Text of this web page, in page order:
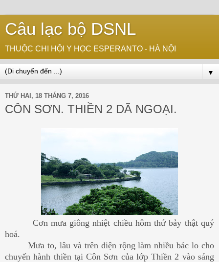
Câu lạc bộ DSNL
THUỘC CHI HỘI Y HỌC ESPERANTO - HÀ NỘI
▼
THỨ HAI, 18 THÁNG 7, 2016
CÔN SƠN. THIỀN 2 DÃ NGOẠI.
Cơn mưa giông nhiệt chiều hôm thứ bảy thật quý
hoá.
Mưa to, lâu và trên diện rộng làm nhiều bác lo cho
chuyến hành thiền tại Côn Sơn của lớp Thiền 2 vào sáng